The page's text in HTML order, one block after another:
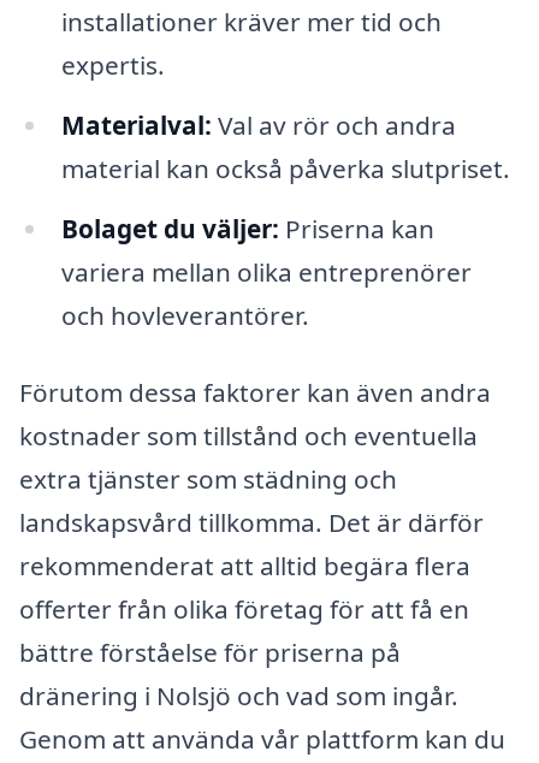
installationer kräver mer tid och
expertis.
Materialval: Val av rör och andra
material kan också påverka slutpriset.
Bolaget du väljer: Priserna kan
variera mellan olika entreprenörer
och hovleverantörer.
Förutom dessa faktorer kan även andra
kostnader som tillstånd och eventuella
extra tjänster som städning och
landskapsvård tillkomma. Det är därför
rekommenderat att alltid begära flera
offerter från olika företag för att få en
bättre förståelse för priserna på
dränering i Nolsjö och vad som ingår.
Genom att använda vår plattform kan du